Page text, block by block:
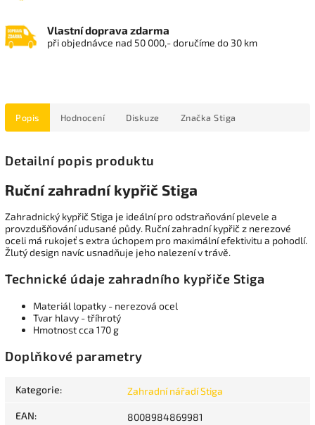
Vlastní doprava zdarma
při objednávce nad 50 000,- doručíme do 30 km
Popis Hodnocení Diskuze Značka Stiga
Detailní popis produktu
Ruční zahradní kypřič Stiga
Zahradnický kypřič Stiga je ideální pro odstraňování plevele a
provzdušňování udusané půdy. Ruční zahradní kypřič z nerezové
oceli má rukojeť s extra úchopem pro maximální efektivitu a pohodlí.
Žlutý design navíc usnadňuje jeho nalezení v trávě.
Technické údaje zahradního kypřiče Stiga
Materiál lopatky - nerezová ocel
Tvar hlavy - tříhrotý
Hmotnost cca 170 g
Doplňkové parametry
Kategorie: Zahradní nářadí Stiga
EAN: 8008984869981